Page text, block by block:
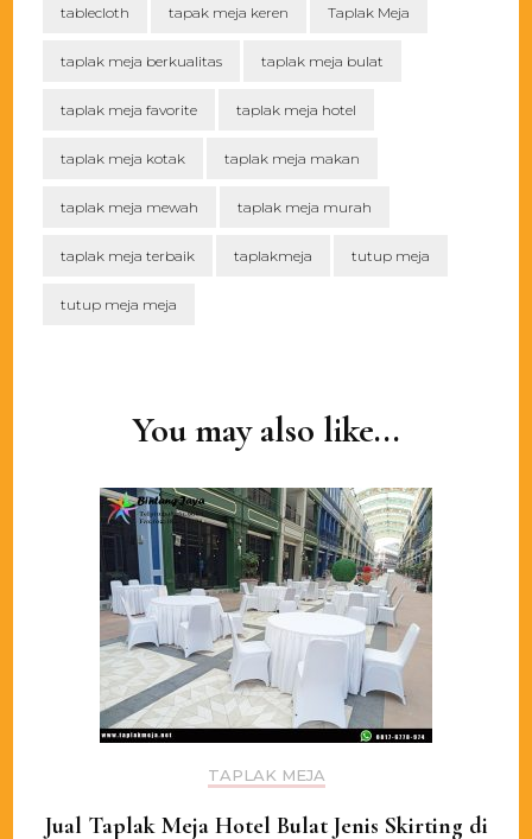
tablecloth tapak meja keren Taplak Meja
taplak meja berkualitas taplak meja bulat
taplak meja favorite taplak meja hotel
taplak meja kotak taplak meja makan
taplak meja mewah taplak meja murah
taplak meja terbaik taplakmeja tutup meja
tutup meja meja
You may also like...
TAPLAK MEJA
Jual Taplak Meja Hotel Bulat Jenis Skirting di